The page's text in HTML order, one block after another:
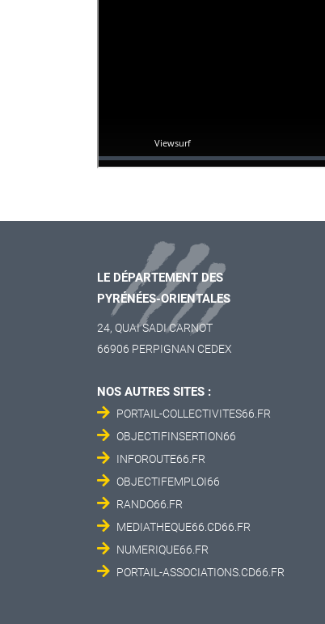
LE DÉPARTEMENT DES
PYRÉNÉES-ORIENTALES
24, QUAI SADI CARNOT
66906 PERPIGNAN CEDEX
NOS AUTRES SITES :
PORTAIL-COLLECTIVITES66.FR
OBJECTIFINSERTION66
INFOROUTE66.FR
OBJECTIFEMPLOI66
RANDO66.FR
MEDIATHEQUE66.CD66.FR
NUMERIQUE66.FR
PORTAIL-ASSOCIATIONS.CD66.FR